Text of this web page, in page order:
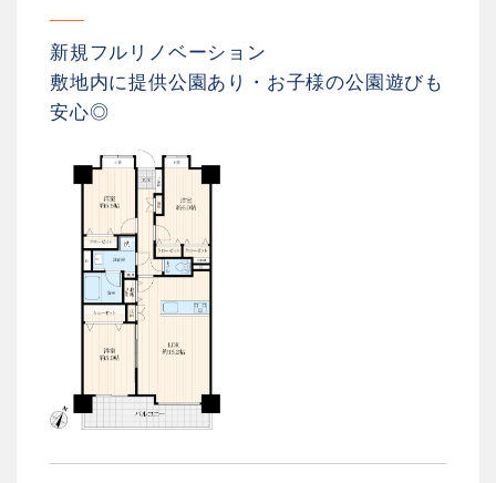
新規フルリノベーション
敷地内に提供公園あり・お子様の公園遊びも
安心◎